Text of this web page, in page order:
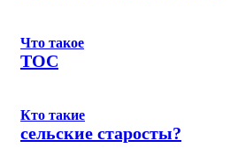
Что такое
ТОС
Кто такие
сельские старосты?